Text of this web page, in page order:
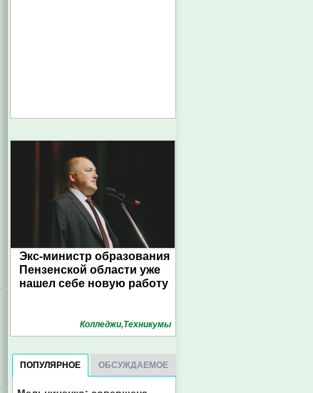
Экс-министр образования
Пензенской области уже
нашел себе новую работу
Колледжи,Техникумы
ПОПУЛЯРНОЕ ОБСУЖДАЕМОЕ